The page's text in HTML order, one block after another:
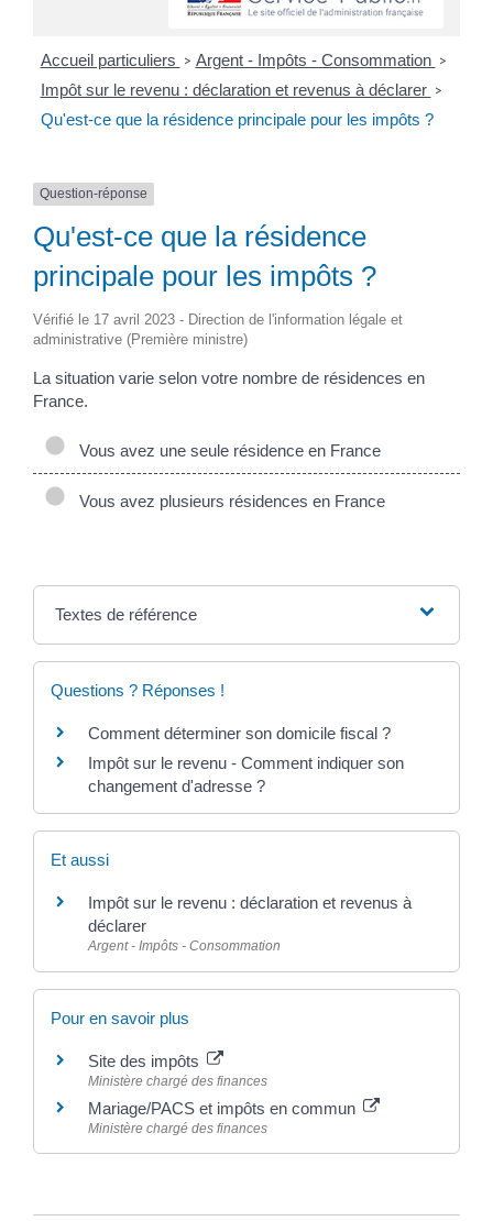
Accueil particuliers > Argent - Impôts - Consommation >
Impôt sur le revenu : déclaration et revenus à déclarer >
Qu'est-ce que la résidence principale pour les impôts ?
Question-réponse
Qu'est-ce que la résidence
principale pour les impôts ?
Vérifié le 17 avril 2023 - Direction de l'information légale et
administrative (Première ministre)
La situation varie selon votre nombre de résidences en
France.
Vous avez une seule résidence en France
Vous avez plusieurs résidences en France
Textes de référence
Questions ? Réponses !
Comment déterminer son domicile fiscal ?
Impôt sur le revenu - Comment indiquer son
changement d'adresse ?
Et aussi
Impôt sur le revenu : déclaration et revenus à
déclarer
Argent - Impôts - Consommation
Pour en savoir plus
Site des impôts
Ministère chargé des finances
Mariage/PACS et impôts en commun
Ministère chargé des finances